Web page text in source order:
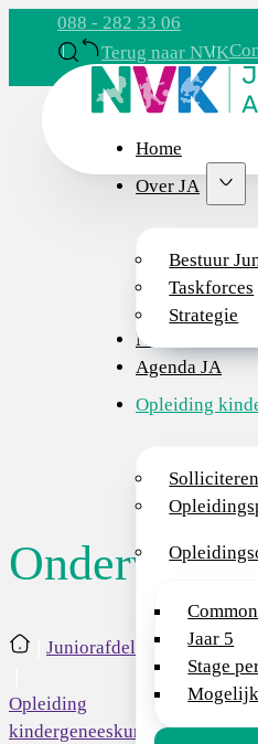
088 - 282 33 06
Terug naar NVK
Home
Over JA
Bestuur
Taskforces
Strategie
Nieuws
Agenda JA
Opleiding
Solliciteren
Jaar 5
Stage
Onderwijs
HomeJuniorafdeling
Opleiding
kindergeneeskunde